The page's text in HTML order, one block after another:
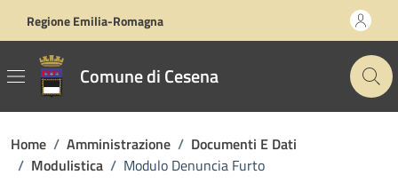
Regione Emilia-Romagna
Comune di Cesena
Home / Amministrazione / Documenti E Dati
/ Modulistica / Modulo Denuncia Furto